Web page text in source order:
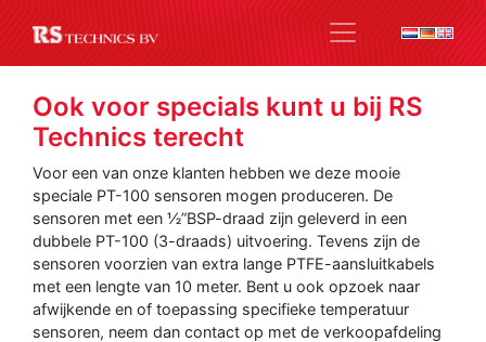
Ook voor specials kunt u bij RS
Technics terecht
Voor een van onze klanten hebben we deze mooie
speciale PT-100 sensoren mogen produceren. De
sensoren met een ½”BSP-draad zijn geleverd in een
dubbele PT-100 (3-draads) uitvoering. Tevens zijn de
sensoren voorzien van extra lange PTFE-aansluitkabels
met een lengte van 10 meter. Bent u ook opzoek naar
afwijkende en of toepassing specifieke temperatuur
sensoren, neem dan contact op met de verkoopafdeling